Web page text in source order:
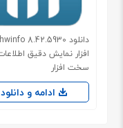
افزار نمایش دقیق
سخت افزار
ادامه و دانلود